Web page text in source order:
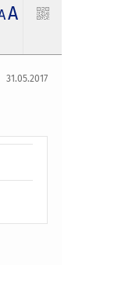
A
31.05.2017